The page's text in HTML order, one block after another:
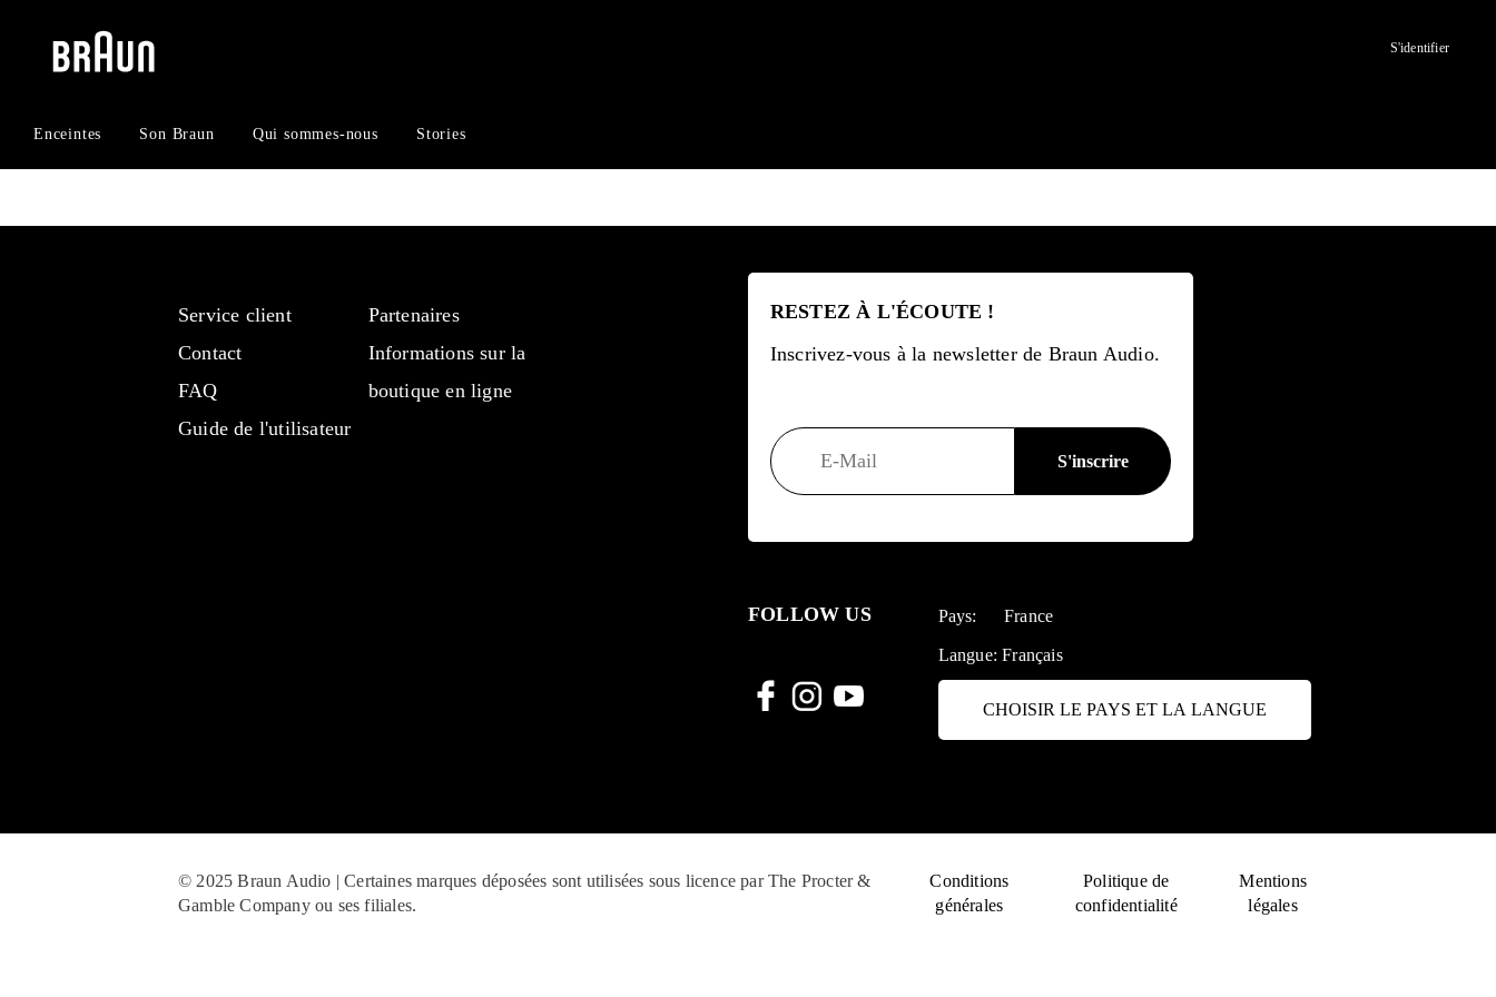
S'identifier
Enceintes Son Braun Qui sommes-nous Stories
Service client
Contact
FAQ
Guide de l'utilisateur
Partenaires
Informations sur la
boutique en ligne
RESTEZ À L'ÉCOUTE !
Inscrivez-vous à la newsletter de Braun Audio.
FOLLOW US Pays: France
Langue:Français
CHOISIR LE PAYS ET LA LANGUE
© 2025 Braun Audio | Certaines marques déposées sont utilisées sous licence par The Procter &
Gamble Company ou ses filiales.
Conditions
générales
Politique de
confidentialité
Mentions
légales